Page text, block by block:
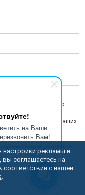
на Ваши
Вам!
пользовательскую
более
на обработку ваших
cookies в
также применяются
настройки рекламы и
вы соглашаетесь на
соответствии с нашей
.